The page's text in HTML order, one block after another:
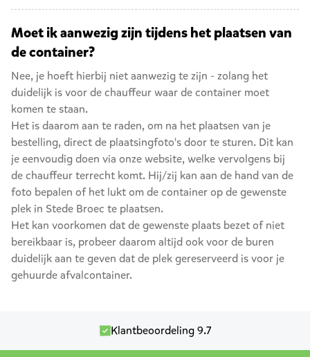
Moet ik aanwezig zijn tijdens het plaatsen van
de container?
Nee, je hoeft hierbij niet aanwezig te zijn - zolang het
duidelijk is voor de chauffeur waar de container moet
komen te staan.
Het is daarom aan te raden, om na het plaatsen van je
bestelling, direct de plaatsingfoto's door te sturen. Dit kan
je eenvoudig doen via onze website, welke vervolgens bij
de chauffeur terrecht komt. Hij/zij kan aan de hand van de
foto bepalen of het lukt om de container op de gewenste
plek in Stede Broec te plaatsen.
Het kan voorkomen dat de gewenste plaats bezet of niet
bereikbaar is, probeer daarom altijd ook voor de buren
duidelijk aan te geven dat de plek gereserveerd is voor je
gehuurde afvalcontainer.
Klantbeoordeling 9.7